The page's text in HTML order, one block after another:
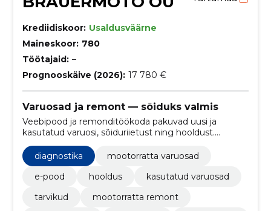
Krediidiskoor: Usaldusväärne
Maineskoor: 780
Töötajaid: –
Prognooskäive (2026): 17 780 €
Varuosad ja remont — sõiduks valmis
Veebipood ja remonditöökoda pakuvad uusi ja
kasutatud varuosi, sõiduriietust ning hooldust.
Aidame hoida mootorrattaid sõidukorras ja kulusid
madalal.
diagnostika
mootorratta varuosad
e-pood
hooldus
kasutatud varuosad
tarvikud
mootorratta remont